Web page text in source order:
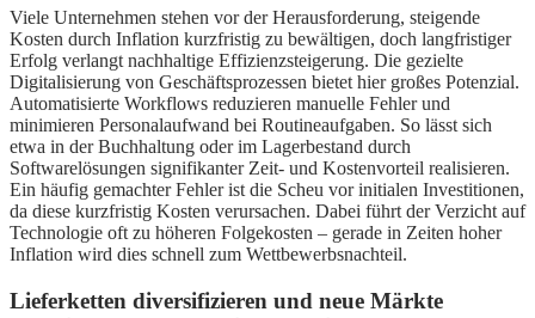
Viele Unternehmen stehen vor der Herausforderung, steigende
Kosten durch Inflation kurzfristig zu bewältigen, doch langfristiger
Erfolg verlangt nachhaltige Effizienzsteigerung. Die gezielte
Digitalisierung von Geschäftsprozessen bietet hier großes Potenzial.
Automatisierte Workflows reduzieren manuelle Fehler und
minimieren Personalaufwand bei Routineaufgaben. So lässt sich
etwa in der Buchhaltung oder im Lagerbestand durch
Softwarelösungen signifikanter Zeit- und Kostenvorteil realisieren.
Ein häufig gemachter Fehler ist die Scheu vor initialen Investitionen,
da diese kurzfristig Kosten verursachen. Dabei führt der Verzicht auf
Technologie oft zu höheren Folgekosten – gerade in Zeiten hoher
Inflation wird dies schnell zum Wettbewerbsnachteil.
Lieferketten diversifizieren und neue Märkte